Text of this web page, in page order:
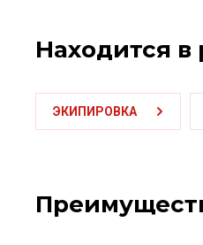
Находится в
ЭКИПИРОВКА